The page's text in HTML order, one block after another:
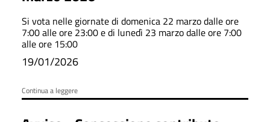
Si vota nelle giornate di domenica 22 marzo dalle ore
7:00 alle ore 23:00 e di lunedì 23 marzo dalle ore 7:00
alle ore 15:00
19/01/2026
Continua a leggere